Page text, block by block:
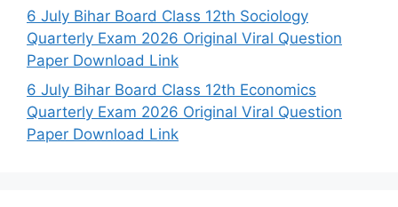
6 July Bihar Board Class 12th Sociology
Quarterly Exam 2026 Original Viral Question
Paper Download Link
6 July Bihar Board Class 12th Economics
Quarterly Exam 2026 Original Viral Question
Paper Download Link